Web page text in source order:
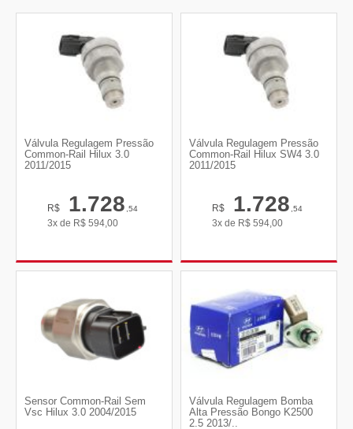
Válvula Regulagem Pressão
Common-Rail Hilux 3.0
2011/2015
R$ 1.728,54
3x de R$ 594,00
Válvula Regulagem Pressão
Common-Rail Hilux SW4 3.0
2011/2015
R$ 1.728,54
3x de R$ 594,00
Sensor Common-Rail Sem
Vsc Hilux 3.0 2004/2015
Válvula Regulagem Bomba
Alta Pressão Bongo K2500
2.5 2013/..